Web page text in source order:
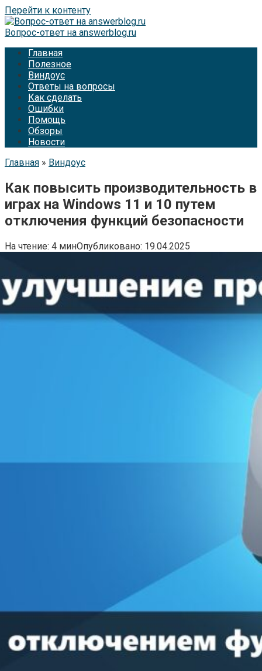
Перейти к контенту
Вопрос-ответ на answerblog.ru
Главная
Полезное
Виндоус
Ответы на вопросы
Как сделать
Ошибки
Помощь
Обзоры
Новости
Главная » Виндоус
Как повысить производительность в
играх на Windows 11 и 10 путем
отключения функций безопасности
На чтение: 4 минОпубликовано: 19.04.2025